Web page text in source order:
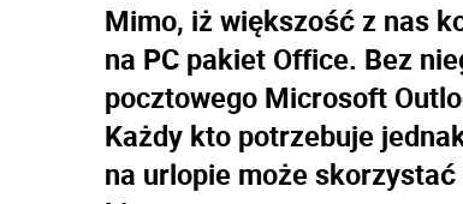
Mimo, iż większość z nas
na PC pakiet Office. Bez
pocztowego Microsoft
Każdy kto potrzebuje
na urlopie może